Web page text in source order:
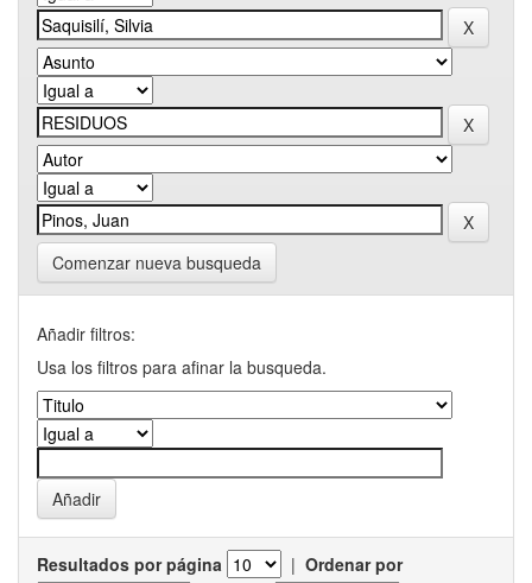
Comenzar nueva busqueda
Añadir filtros:
Usa los filtros para afinar la busqueda.
Resultados por página | Ordenar por